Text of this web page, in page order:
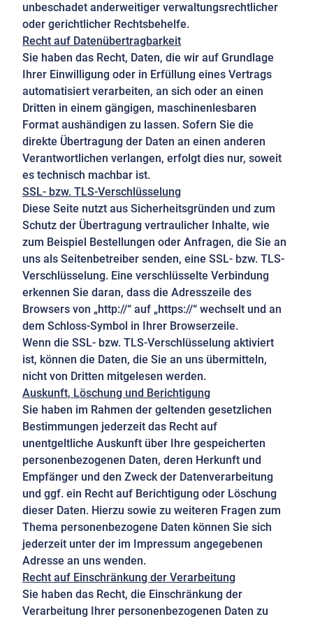
unbeschadet anderweitiger verwaltungsrechtlicher
oder gerichtlicher Rechtsbehelfe.
Recht auf Datenübertragbarkeit
Sie haben das Recht, Daten, die wir auf Grundlage
Ihrer Einwilligung oder in Erfüllung eines Vertrags
automatisiert verarbeiten, an sich oder an einen
Dritten in einem gängigen, maschinenlesbaren
Format aushändigen zu lassen. Sofern Sie die
direkte Übertragung der Daten an einen anderen
Verantwortlichen verlangen, erfolgt dies nur, soweit
es technisch machbar ist.
SSL- bzw. TLS-Verschlüsselung
Diese Seite nutzt aus Sicherheitsgründen und zum
Schutz der Übertragung vertraulicher Inhalte, wie
zum Beispiel Bestellungen oder Anfragen, die Sie an
uns als Seitenbetreiber senden, eine SSL- bzw. TLS-
Verschlüsselung. Eine verschlüsselte Verbindung
erkennen Sie daran, dass die Adresszeile des
Browsers von „http://“ auf „https://“ wechselt und an
dem Schloss-Symbol in Ihrer Browserzeile.
Wenn die SSL- bzw. TLS-Verschlüsselung aktiviert
ist, können die Daten, die Sie an uns übermitteln,
nicht von Dritten mitgelesen werden.
Auskunft, Löschung und Berichtigung
Sie haben im Rahmen der geltenden gesetzlichen
Bestimmungen jederzeit das Recht auf
unentgeltliche Auskunft über Ihre gespeicherten
personenbezogenen Daten, deren Herkunft und
Empfänger und den Zweck der Datenverarbeitung
und ggf. ein Recht auf Berichtigung oder Löschung
dieser Daten. Hierzu sowie zu weiteren Fragen zum
Thema personenbezogene Daten können Sie sich
jederzeit unter der im Impressum angegebenen
Adresse an uns wenden.
Recht auf Einschränkung der Verarbeitung
Sie haben das Recht, die Einschränkung der
Verarbeitung Ihrer personenbezogenen Daten zu